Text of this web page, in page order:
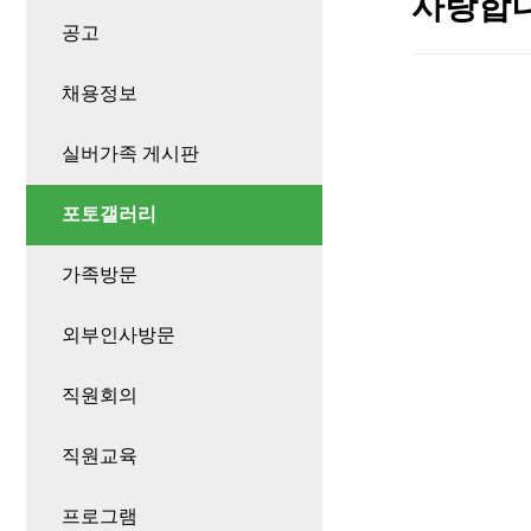
공고
채용정보
실버가족 게시판
포토갤러리
가족방문
외부인사방문
직원회의
직원교육
프로그램